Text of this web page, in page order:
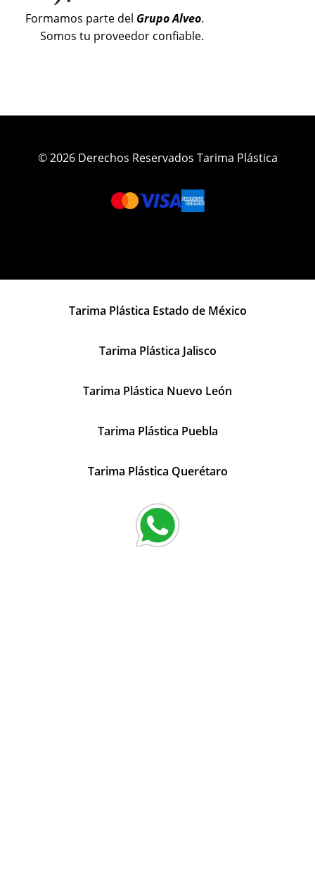
Formamos parte del Grupo Alveo.
Somos tu proveedor confiable.
© 2026 Derechos Reservados Tarima Plástica
Tarima Plástica Estado de México
Tarima Plástica Jalisco
Tarima Plástica Nuevo León
Tarima Plástica Puebla
Tarima Plástica Querétaro